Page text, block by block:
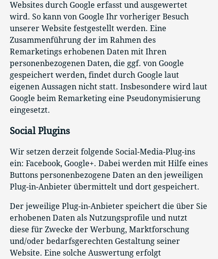
Websites durch Google erfasst und ausgewertet
wird. So kann von Google Ihr vorheriger Besuch
unserer Website festgestellt werden. Eine
Zusammenführung der im Rahmen des
Remarketings erhobenen Daten mit Ihren
personenbezogenen Daten, die ggf. von Google
gespeichert werden, findet durch Google laut
eigenen Aussagen nicht statt. Insbesondere wird laut
Google beim Remarketing eine Pseudonymisierung
eingesetzt.
Social Plugins
Wir setzen derzeit folgende Social-Media-Plug-ins
ein: Facebook, Google+. Dabei werden mit Hilfe eines
Buttons personenbezogene Daten an den jeweiligen
Plug-in-Anbieter übermittelt und dort gespeichert.
Der jeweilige Plug-in-Anbieter speichert die über Sie
erhobenen Daten als Nutzungsprofile und nutzt
diese für Zwecke der Werbung, Marktforschung
und/oder bedarfsgerechten Gestaltung seiner
Website. Eine solche Auswertung erfolgt